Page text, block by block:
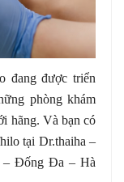
đang được triển
phòng khám
hãng. Và bạn có
tại Dr.thaiha –
– Đống Đa – Hà